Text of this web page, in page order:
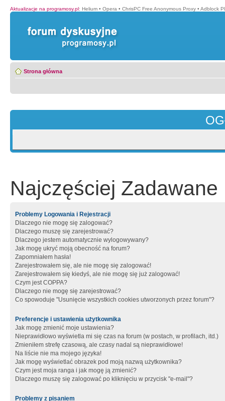
Aktualizacje na programosy.pl: Helium • Opera • ChrisPC Free Anonymous Proxy • Adblock
Strona główna
Najczęściej Zadawane
Problemy Logowania i Rejestracji
Dlaczego nie mogę się zalogować?
Dlaczego muszę się zarejestrować?
Dlaczego jestem automatycznie wylogowywany?
Jak mogę ukryć moją obecność na forum?
Zapomniałem hasła!
Zarejestrowałem się, ale nie mogę się zalogować!
Zarejestrowałem się kiedyś, ale nie mogę się już zalogować!
Czym jest COPPA?
Dlaczego nie mogę się zarejestrować?
Co spowoduje "Usunięcie wszystkich cookies utworzonych przez forum"?
Preferencje i ustawienia użytkownika
Jak mogę zmienić moje ustawienia?
Nieprawidłowo wyświetla mi się czas na forum (w postach, w profilach, itd.)
Zmieniłem strefę czasową, ale czasy nadal są nieprawidłowe!
Na liście nie ma mojego języka!
Jak mogę wyświetlać obrazek pod moją nazwą użytkownika?
Czym jest moja ranga i jak mogę ją zmienić?
Dlaczego muszę się zalogować po kliknięciu w przycisk "e-mail"?
Problemy z pisaniem